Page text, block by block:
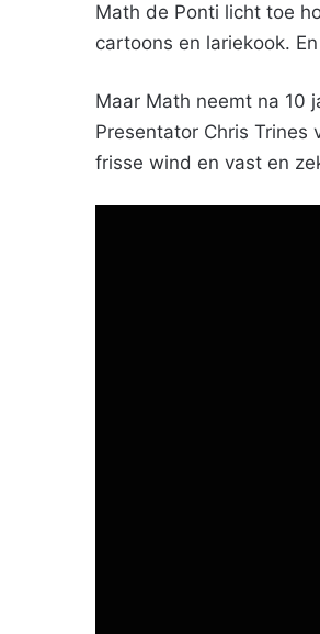
Math de Ponti licht toe
cartoons en lariekook.
Maar Math neemt na 10
Presentator Chris Trines
frisse wind en vast en